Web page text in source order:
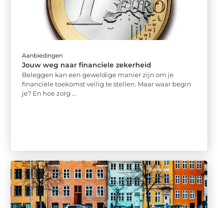
Aanbiedingen
Jouw weg naar financiele zekerheid
Beleggen kan een geweldige manier zijn om je
financiële toekomst veilig te stellen. Maar waar begin
je? En hoe zorg ...